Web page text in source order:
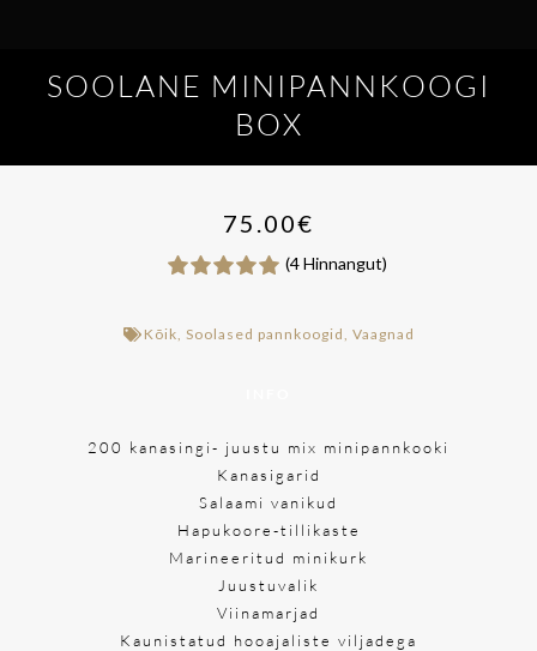
SOOLANE MINIPANNKOOGI
BOX
75.00€
(4 Hinnangut)
Kõik Soolased pannkoogid Vaagnad
200 kanasingi- juustu mix minipannkooki
Kanasigarid
Salaami vanikud
Hapukoore-tillikaste
Marineeritud minikurk
Juustuvalik
Viinamarjad
Kaunistatud hooajaliste viljadega